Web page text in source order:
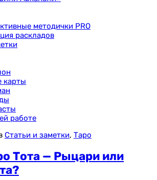
методички PRO
раскладов
карты
работе
Статьи и заметки, Таро
Тота — Рыцари или